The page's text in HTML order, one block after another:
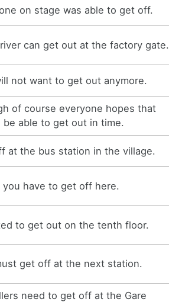
on stage was able to get off.
can get out at the factory gate.
not want to get out anymore.
of course everyone hopes that
be able to get out in time.
at the bus station in the village.
you have to get off here.
to get out on the tenth floor.
get off at the next station.
need to get off at the Gare